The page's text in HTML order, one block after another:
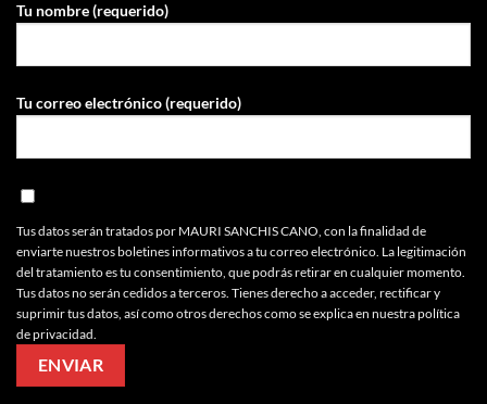
Tu nombre (requerido)
Tu correo electrónico (requerido)
Tus datos serán tratados por MAURI SANCHIS CANO, con la finalidad de
enviarte nuestros boletines informativos a tu correo electrónico. La legitimación
del tratamiento es tu consentimiento, que podrás retirar en cualquier momento.
Tus datos no serán cedidos a terceros. Tienes derecho a acceder, rectificar y
suprimir tus datos, así como otros derechos como se explica en nuestra política
de privacidad.